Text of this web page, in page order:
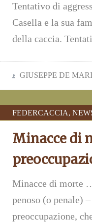
Tentativo di
Casella e la sua
della caccia.
GIUSEPPE DE
FEDERCACCIA,
Minacce di
Minacce di morte
penoso (o penale)
preoccupazione,